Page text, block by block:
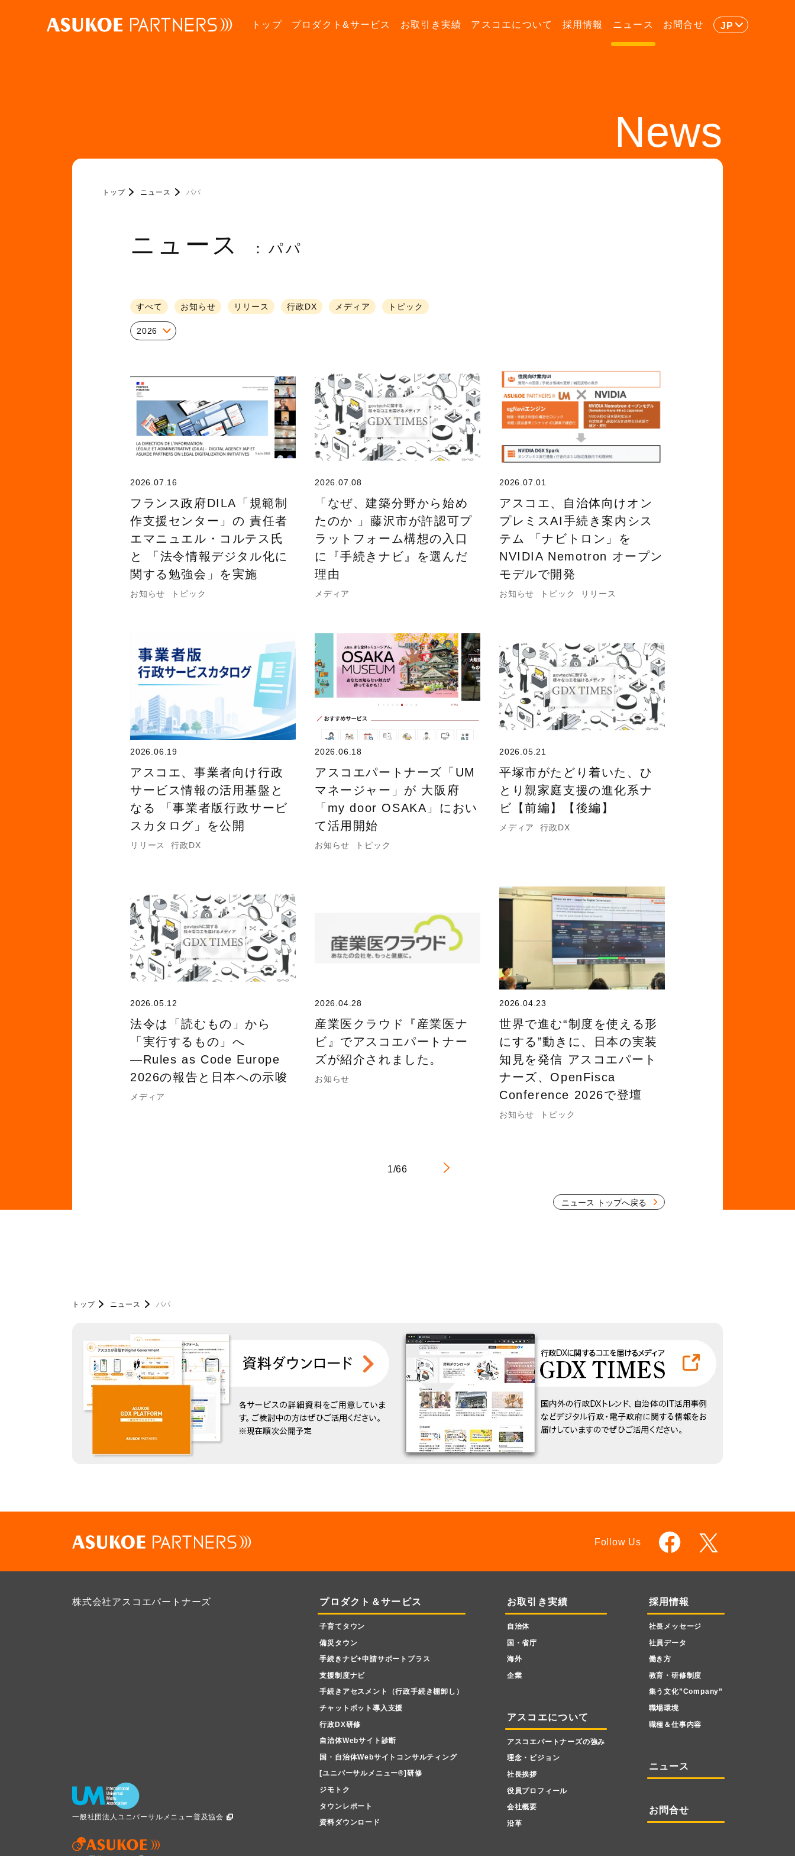
トップ プロダクト&サービス お取引き実績 アスコエについて 採用情報 ニュース お問合せ JP
News
トップ ニュース パパ
ニュース パパ
すべて お知らせ リリース 行政DX メディア トピック
2026
2026.07.16
フランス政府DILA「規範制
作支援センター」の 責任者
エマニュエル・コルテス氏
と 「法令情報デジタル化に
関する勉強会」を実施
お知らせ トピック
2026.07.08
「なぜ、建築分野から始め
たのか 」藤沢市が許認可プ
ラットフォーム構想の入口
に『手続きナビ』を選んだ
理由
メディア
2026.07.01
アスコエ、自治体向けオン
プレミスAI手続き案内シス
テム 「ナビトロン」を
NVIDIA Nemotron オープン
モデルで開発
お知らせ トピック リリース
2026.06.19
アスコエ、事業者向け行政
サービス情報の活用基盤と
なる 「事業者版行政サービ
スカタログ」を公開
リリース 行政DX
2026.06.18
アスコエパートナーズ「UM
マネージャー」が 大阪府
「my door OSAKA」におい
て活用開始
お知らせ トピック
2026.05.21
平塚市がたどり着いた、ひ
とり親家庭支援の進化系ナ
ビ【前編】【後編】
メディア 行政DX
2026.05.12
法令は「読むもの」から
「実行するもの」へ
―Rules as Code Europe
2026の報告と日本への示唆
メディア
2026.04.28
産業医クラウド『産業医ナ
ビ』でアスコエパートナー
ズが紹介されました。
お知らせ
2026.04.23
世界で進む“制度を使える形
にする”動きに、日本の実装
知見を発信 アスコエパート
ナーズ、OpenFisca
Conference 2026で登壇
お知らせ トピック
1/66
ニュース トップへ戻る
トップ ニュース パパ
株式会社アスコエパートナーズ プロダクト＆サービス
子育てタウン
備災タウン
手続きナビ+申請サポートプラス
支援制度ナビ
手続きアセスメント（行政手続き棚卸し）
チャットボット導入支援
行政DX研修
自治体Webサイト診断
国・自治体Webサイトコンサルティング
[ユニバーサルメニュー®]研修
ジモトク
タウンレポート
資料ダウンロード
お取引き実績
自治体
国・省庁
海外
企業
アスコエについて
アスコエパートナーズの強み
理念・ビジョン
社長挨拶
役員プロフィール
会社概要
沿革
採用情報
社長メッセージ
社員データ
働き方
教育・研修制度
集う文化”Company”
職場環境
職種＆仕事内容
ニュース
お問合せ
Follow Us
一般社団法人ユニバーサルメニュー普及協会